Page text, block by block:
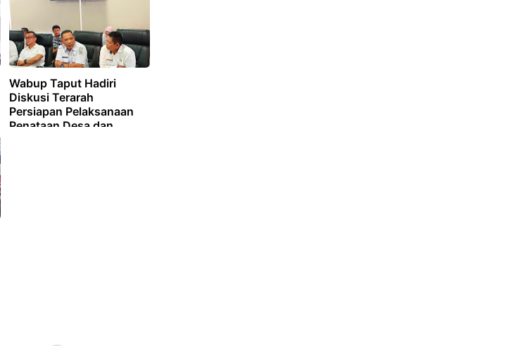
Wabup Taput Hadiri
Diskusi Terarah
Persiapan Pelaksanaan
Penataan Desa dan